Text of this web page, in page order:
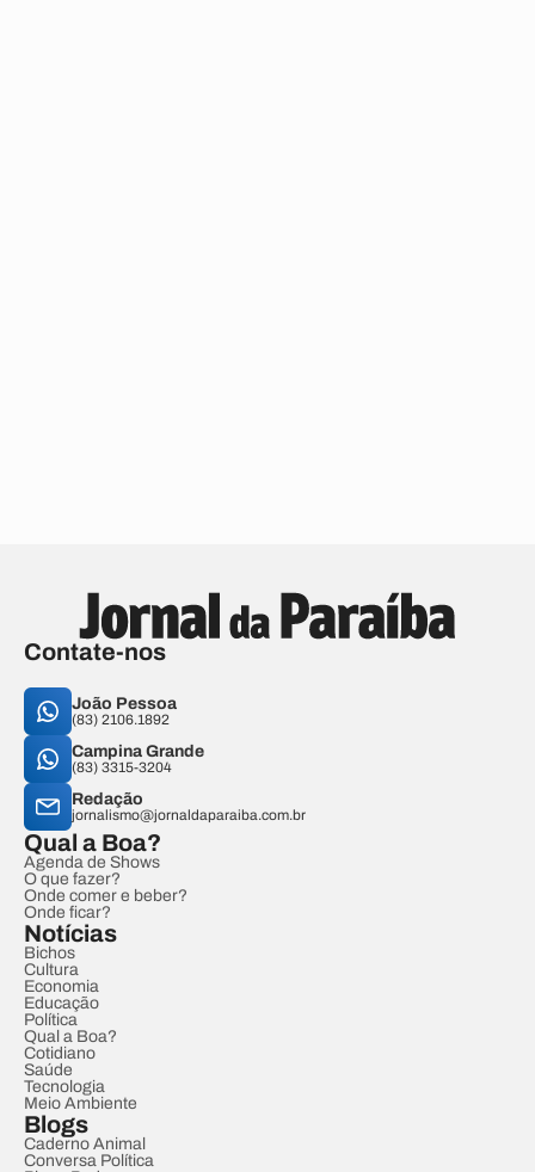
Contate-nos
João Pessoa
(83) 2106.1892
Campina Grande
(83) 3315-3204
Redação
jornalismo@jornaldaparaiba.com.br
Qual a Boa?
Agenda de Shows
O que fazer?
Onde comer e beber?
Onde ficar?
Notícias
Bichos
Cultura
Economia
Educação
Política
Qual a Boa?
Cotidiano
Saúde
Tecnologia
Meio Ambiente
Blogs
Caderno Animal
Conversa Política